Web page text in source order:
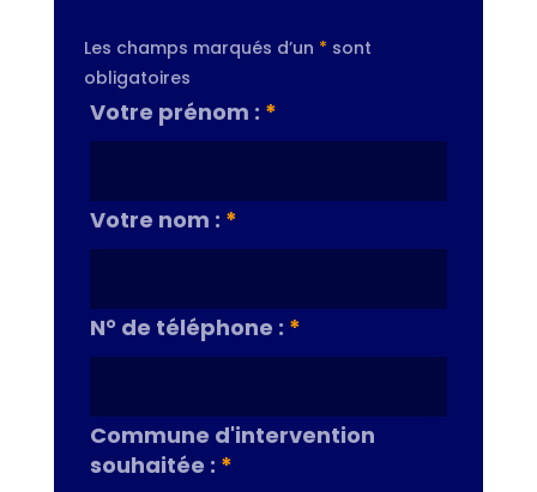
Les champs marqués d’un * sont
obligatoires
Votre prénom : *
Votre nom : *
N° de téléphone : *
Commune d'intervention
souhaitée : *